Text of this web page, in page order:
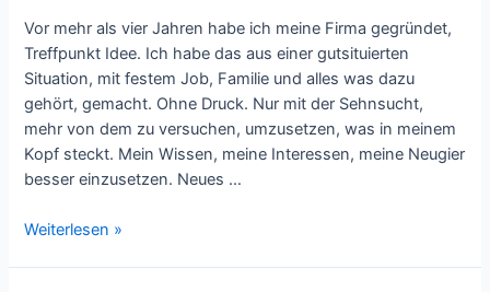
Vor mehr als vier Jahren habe ich meine Firma gegründet,
Treffpunkt Idee. Ich habe das aus einer gutsituierten
Situation, mit festem Job, Familie und alles was dazu
gehört, gemacht. Ohne Druck. Nur mit der Sehnsucht,
mehr von dem zu versuchen, umzusetzen, was in meinem
Kopf steckt. Mein Wissen, meine Interessen, meine Neugier
besser einzusetzen. Neues …
Innenansichten
Weiterlesen »